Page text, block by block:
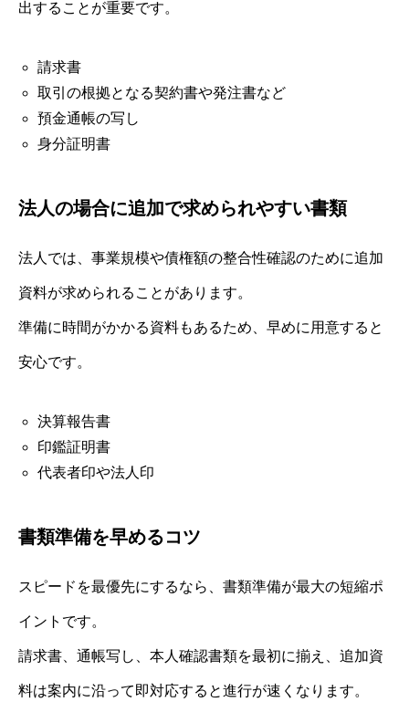
出することが重要です。
請求書
取引の根拠となる契約書や発注書など
預金通帳の写し
身分証明書
法人の場合に追加で求められやすい書類
法人では、事業規模や債権額の整合性確認のために追加
資料が求められることがあります。
準備に時間がかかる資料もあるため、早めに用意すると
安心です。
決算報告書
印鑑証明書
代表者印や法人印
書類準備を早めるコツ
スピードを最優先にするなら、書類準備が最大の短縮ポ
イントです。
請求書、通帳写し、本人確認書類を最初に揃え、追加資
料は案内に沿って即対応すると進行が速くなります。